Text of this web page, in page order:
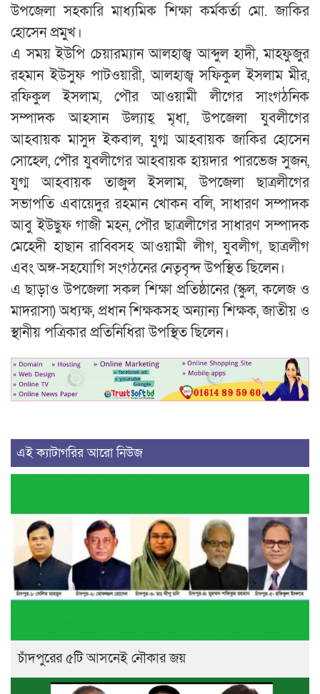
উপজেলা সহকারি মাধ্যমিক শিক্ষা কর্মকর্তা মো. জাকির
হোসেন প্রমুখ।
এ সময় ইউপি চেয়ারম্যান আলহাজ্ব আব্দুল হাদী, মাহফুজুর
রহমান ইউসুফ পাটওয়ারী, আলহাজ্ব সফিকুল ইসলাম মীর,
রফিকুল ইসলাম, পৌর আওয়ামী লীগের সাংগঠনিক
সম্পাদক আহসান উল্যাহ্ মৃধা, উপজেলা যুবলীগের
আহবায়ক মাসুদ ইকবাল, যুগ্ম আহবায়ক জাকির হোসেন
সোহেল, পৌর যুবলীগের আহবায়ক হায়দার পারভেজ সুজন,
যুগ্ম আহবায়ক তাজুল ইসলাম, উপজেলা ছাত্রলীগের
সভাপতি এবায়েদুর রহমান খোকন বলি, সাধারণ সম্পাদক
আবু ইউছুফ গাজী মহন, পৌর ছাত্রলীগের সাধারণ সম্পাদক
মেহেদী হাছান রাব্বিসহ আওয়ামী লীগ, যুবলীগ, ছাত্রলীগ
এবং অঙ্গ-সহযোগি সংগঠনের নেতৃবৃন্দ উপস্থিত ছিলেন।
এ ছাড়াও উপজেলা সকল শিক্ষা প্রতিষ্ঠানের (স্কুল, কলেজ ও
মাদরাসা) অধ্যক্ষ, প্রধান শিক্ষকসহ অন্যান্য শিক্ষক, জাতীয় ও
স্থানীয় পত্রিকার প্রতিনিধিরা উপস্থিত ছিলেন।
এই ক্যাটাগরির আরো নিউজ
চাঁদপুরের ৫টি আসনেই নৌকার জয়